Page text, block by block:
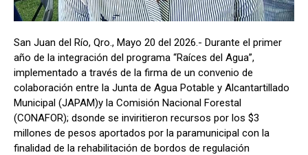
San Juan del Río, Qro., Mayo 20 del 2026.- Durante el primer
año de la integración del programa “Raíces del Agua”,
implementado a través de la firma de un convenio de
colaboración entre la Junta de Agua Potable y Alcantartillado
Municipal (JAPAM)y la Comisión Nacional Forestal
(CONAFOR); dsonde se inviritieron recursos por los $3
millones de pesos aportados por la paramunicipal con la
finalidad de la rehabilitación de bordos de regulación